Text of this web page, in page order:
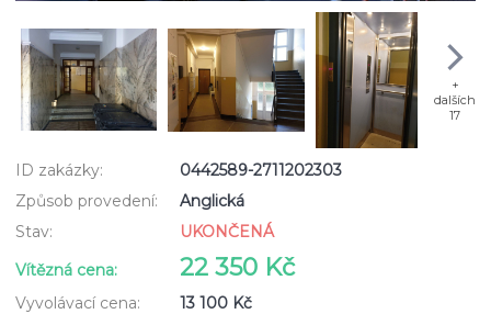
+
dalších
17
ID zakázky:
0442589-2711202303
Způsob provedení:
Anglická
Stav:
UKONČENÁ
Vítězná cena:
22 350 Kč
Vyvolávací cena: 13 100 Kč